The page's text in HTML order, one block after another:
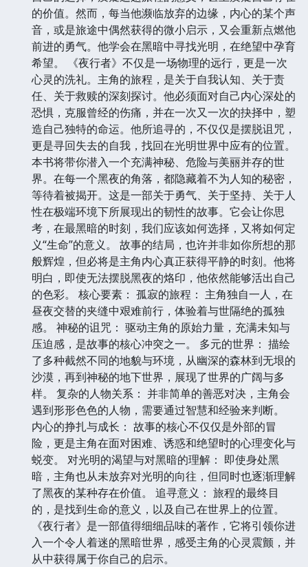
的价值。然而，每当他濒临放弃的边缘，内心的某个声
音，或是旅途中偶然获得的微小启示，又会重新点燃他
前进的勇气。他学会在黑暗中寻找光明，在绝望中孕育
希望。 《夜行者》不仅是一场物理的远行，更是一次
心灵的洗礼。主角的旅程，是关于自我认知、关于责
任、关于救赎的深刻探讨。他必须面对自己内心深处的
恐惧，克服曾经的伤痛，并在一次又一次的抉择中，塑
造自己独特的命运。他所追寻的，不仅仅是摆脱诅咒，
更是寻回失去的自我，找回在光明世界中应有的位置。
本书将带你潜入一个充满神秘、危险与美丽并存的世
界。在每一个黑夜的角落，都隐藏着不为人知的秘密，
等待着被揭开。这是一部关于勇气、关于坚持、关于人
性在极端环境下所展现出的韧性的故事。它会让你思
考，在最黑暗的时刻，我们应该如何选择，又将如何定
义“生命”的意义。 故事的结局，也许并非如你所想的那
般辉煌，但必将是主角内心真正获得平静的时刻。他将
明白，即使无法摆脱黑夜的烙印，他依然能够活出自己
的色彩。 核心要素： 孤寂的旅程： 主角独自一人，在
昼夜交替的夹缝中艰难前行，体验着与世隔绝的孤独
感。 神秘的诅咒： 驱动主角的原始力量，充满未知与
压迫感，是故事的核心冲突之一。 多元的世界： 描绘
了多种截然不同的地貌与环境，从幽深的森林到无垠的
沙漠，再到神秘的地下世界，展现了世界的广阔与多
样。 复杂的人物关系： 并非简单的善恶对决，主角会
遇到形形色色的人物，需要通过智慧和经验来判断。
内心的挣扎与成长： 故事的核心不仅仅是外部的冒
险，更是主角在面对困难、诱惑和绝望时的心理变化与
蜕变。 对光明的渴望与对黑暗的理解： 即使身处黑
暗，主角也从未放弃对光明的向往，但同时也逐渐理解
了黑夜的某种存在价值。 追寻意义： 旅程的最终目
的，是找到生命的意义，以及自己在世界上的位置。
《夜行者》是一部值得细细品味的著作，它将引领你进
入一个令人着迷的黑暗世界，感受主角的心灵震颤，并
从中获得属于你自己的启示。